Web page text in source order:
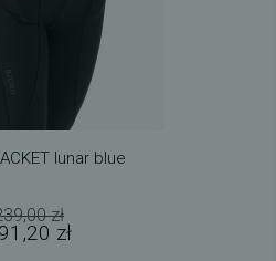
lunar blue
zł
zł